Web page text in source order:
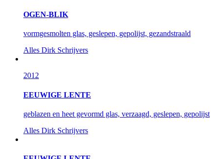
OGEN-BLIK
vormgesmolten glas, geslepen, gepolijst, gezandstraald
Alles Dirk Schrijvers
2012
EEUWIGE LENTE
geblazen en heet gevormd glas, verzaagd, geslepen, gepolijst
Alles Dirk Schrijvers